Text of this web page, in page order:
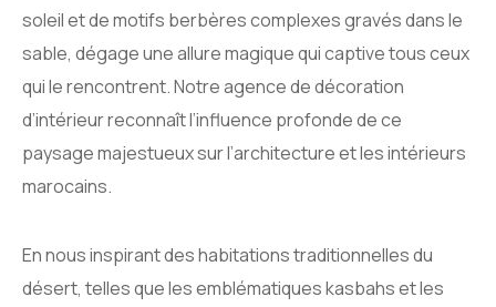
soleil et de motifs berbères complexes gravés dans le
sable, dégage une allure magique qui captive tous ceux
qui le rencontrent. Notre agence de décoration
d’intérieur reconnaît l’influence profonde de ce
paysage majestueux sur l’architecture et les intérieurs
marocains.
En nous inspirant des habitations traditionnelles du
désert, telles que les emblématiques kasbahs et les